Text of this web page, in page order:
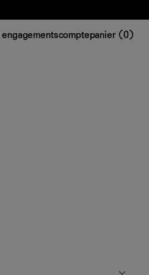
engagementscomptepanier (0)